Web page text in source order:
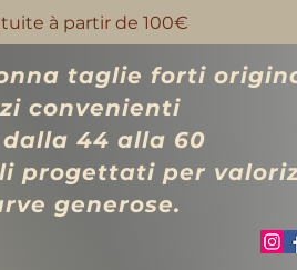
taglie forti
convenienti
dalla 44 alla 60
progettati per
generose.
à partir de 100€